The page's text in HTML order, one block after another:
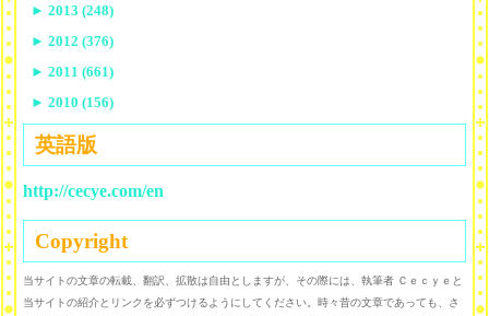
► 2013 (248)
► 2012 (376)
► 2011 (661)
► 2010 (156)
英語版
http://cecye.com/en
Copyright
当サイトの文章の転載、翻訳、拡散は自由としますが、その際には、執筆者 Ｃｅｃｙｅと
当サイトの紹介とリンクを必ずつけるようにしてください。時々昔の文章であっても、さ